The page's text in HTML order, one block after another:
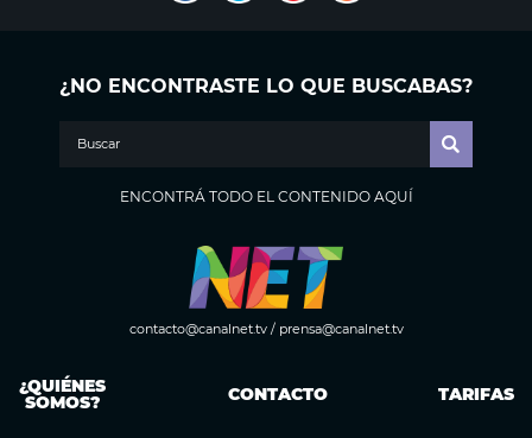
¿NO ENCONTRASTE LO QUE BUSCABAS?
ENCONTRÁ TODO EL CONTENIDO AQUÍ
contacto@canalnet.tv/ prensa@canalnet.tv
¿QUIÉNES
SOMOS? CONTACTO TARIFAS